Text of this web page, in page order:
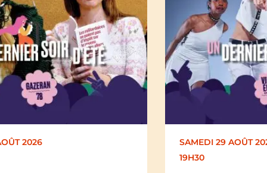
2026
DIMANCHE 30
17H00